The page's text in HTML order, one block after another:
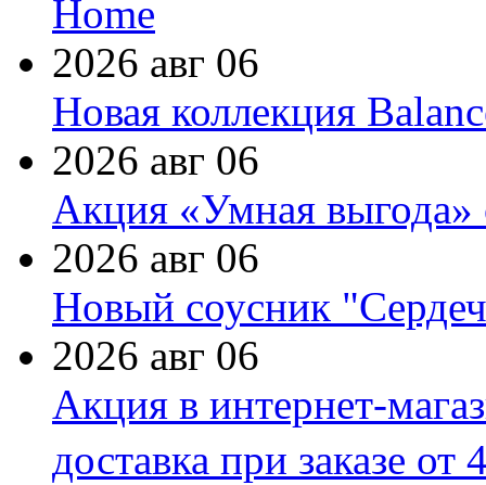
Home
2026 авг 06
Новая коллекция
2026 авг 06
Акция «Умная выгода»
2026 авг 06
Новый соусник
2026 авг 06
Акция в интернет-
доставка при заказе от